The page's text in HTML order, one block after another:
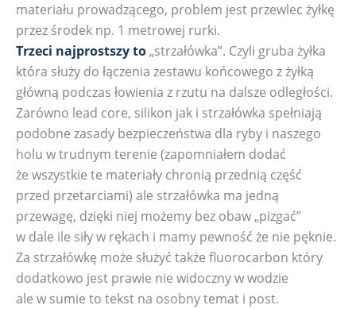
materiału prowadzącego, problem jest przewlec żyłkę
przez środek np. 1 metrowej rurki.
Trzeci najprostszy to„strzałówka”. Czyli gruba żyłka
która służy do łączenia zestawu końcowego z żyłką
główną podczas łowienia z rzutu na dalsze odległości.
Zarówno lead core, silikon jak i strzałówka spełniają
podobne zasady bezpieczeństwa dla ryby i naszego
holu w trudnym terenie (zapomniałem dodać
że wszystkie te materiały chronią przednią część
przed przetarciami) ale strzałówka ma jedną
przewagę, dzięki niej możemy bez obaw „pizgać”
w dale ile siły w rękach i mamy pewność że nie pęknie.
Za strzałówkę może służyć także fluorocarbon który
dodatkowo jest prawie nie widoczny w wodzie
ale w sumie to tekst na osobny temat i post.